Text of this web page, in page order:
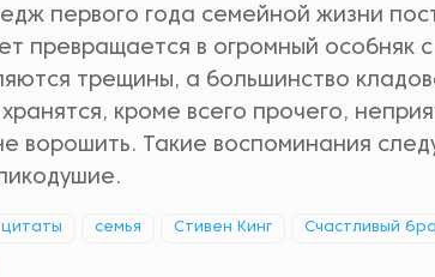
первого года семейной жизни
превращается в огромный особняк
трещины, а большинство
кроме всего прочего,
ворошить. Такие воспоминания
семья Стивен Кинг Счастливый